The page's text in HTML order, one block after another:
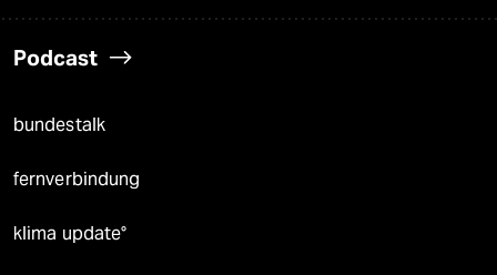
Podcast
bundestalk
fernverbindung
klima update°